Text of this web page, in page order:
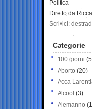
Politica
Diretto da
Scrivici:
Categorie
100 giorni
Aborto (20)
Acca
Alcool (3)
Alemanno